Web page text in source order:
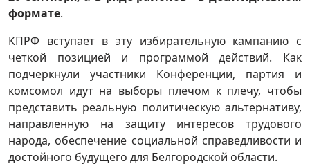
формате.
КПРФ вступает в эту избирательную кампанию с
четкой позицией и программой действий. Как
подчеркнули участники Конференции, партия и
комсомол идут на выборы плечом к плечу, чтобы
представить реальную политическую альтернативу,
направленную на защиту интересов трудового
народа, обеспечение социальной справедливости и
достойного будущего для Белгородской области.